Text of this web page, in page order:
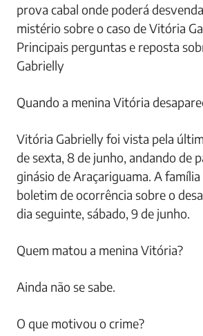
prova cabal onde poderá
mistério sobre o caso de Vitória
Principais perguntas e reposta
Gabrielly
Quando a menina Vitória
Vitória Gabrielly foi vista pela
de sexta, 8 de junho, andando de
ginásio de Araçariguama. A
boletim de ocorrência sobre o
dia seguinte, sábado, 9 de junho.
Quem matou a menina Vitória?
Ainda não se sabe.
O que motivou o crime?